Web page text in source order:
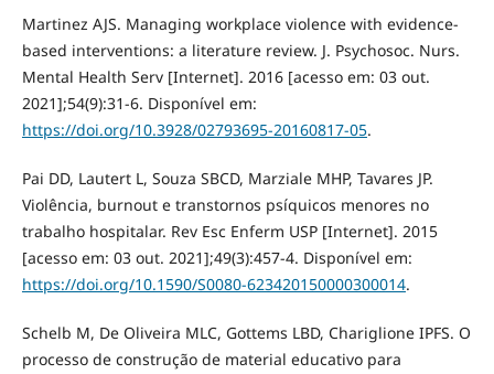
Martinez AJS. Managing workplace violence with evidence-
based interventions: a literature review. J. Psychosoc. Nurs.
Mental Health Serv [Internet]. 2016 [acesso em: 03 out.
2021];54(9):31-6. Disponível em:
https://doi.org/10.3928/02793695-20160817-05.
Pai DD, Lautert L, Souza SBCD, Marziale MHP, Tavares JP.
Violência, burnout e transtornos psíquicos menores no
trabalho hospitalar. Rev Esc Enferm USP [Internet]. 2015
[acesso em: 03 out. 2021];49(3):457-4. Disponível em:
https://doi.org/10.1590/S0080-623420150000300014.
Schelb M, De Oliveira MLC, Gottems LBD, Chariglione IPFS. O
processo de construção de material educativo para